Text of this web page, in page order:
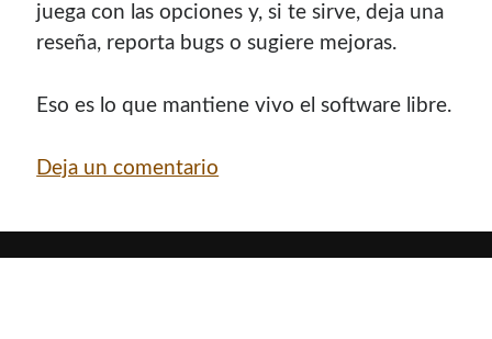
juega con las opciones y, si te sirve, deja una
reseña, reporta bugs o sugiere mejoras.
Eso es lo que mantiene vivo el software libre.
Deja un comentario